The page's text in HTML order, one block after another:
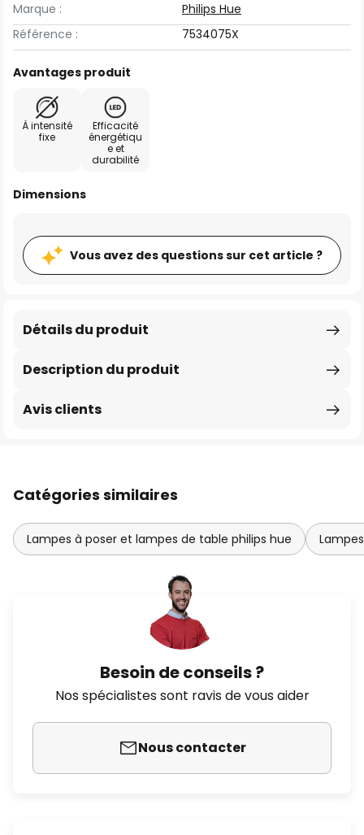
Marque :
Philips Hue
Référence :
7534075X
Avantages produit
À intensité
fixe
Efficacité
énergétiqu
e et
durabilité
Dimensions
Vous avez des questions sur cet article ?
Description du produit
Détails du produit
Avis clients
Catégories similaires
Lampes à poser et lampes de table philips hue
Besoin de conseils ?
Nos spécialistes sont ravis de vous aider
Nous contacter